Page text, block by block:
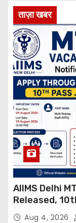
ताज़ा खबर
AIIMS Delhi
Released,
Through
Aug 4, 2026